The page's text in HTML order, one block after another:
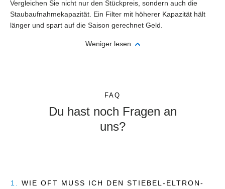
Vergleichen Sie nicht nur den Stückpreis, sondern auch die
Staubaufnahmekapazität. Ein Filter mit höherer Kapazität hält
länger und spart auf die Saison gerechnet Geld.
Weniger lesen
FAQ
Du hast noch Fragen an
uns?
1. WIE OFT MUSS ICH DEN STIEBEL-ELTRON-